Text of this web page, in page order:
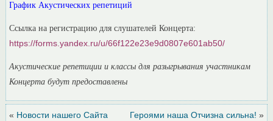
График Акустических репетиций
Ссылка на регистрацию для слушателей Концерта:
https://forms.yandex.ru/u/66f122e23e9d0807e601ab50/
Акустические репетиции и классы для разыгрывания участникам
Концерта будут предоставлены
« Новости нашего Сайта Героями наша Отчизна сильна! »